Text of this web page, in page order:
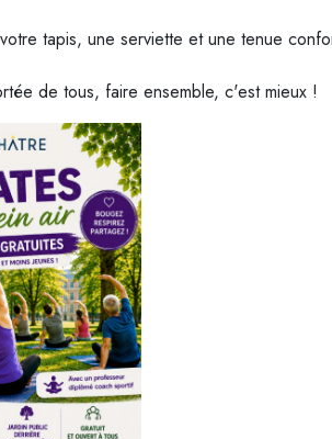
tapis, une serviette et une tenue
de tous, faire ensemble, c'est mieux !